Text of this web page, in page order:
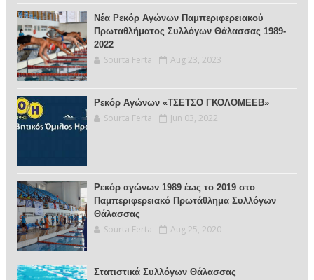
Νέα Ρεκόρ Αγώνων Παμπεριφερειακού
Πρωταθλήματος Συλλόγων Θάλασσας 1989-
2022
Sourta Ferta Aug 23, 2023
Ρεκόρ Αγώνων «ΤΣΕΤΣΟ ΓΚΟΛΟΜΕΕΒ»
Sourta Ferta Jun 03, 2022
Ρεκόρ αγώνων 1989 έως το 2019 στο
Παμπεριφερειακό Πρωτάθλημα Συλλόγων
Θάλασσας
Sourta Ferta Aug 25, 2020
Στατιστικά Συλλόγων Θάλασσας